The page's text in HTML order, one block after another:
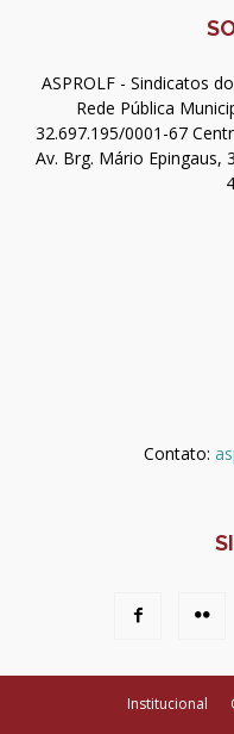
ASPROLF - Sindicatos
Rede Pública
32.697.195/0001-67
Av. Brg. Mário Epingaus,
Contato:
Institucional